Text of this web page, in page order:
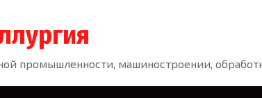
промышленности, машиностроении,